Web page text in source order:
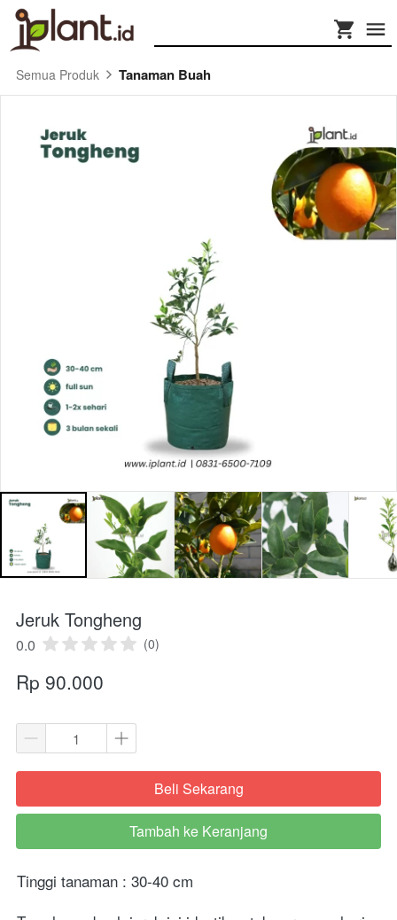
Semua Produk Tanaman Buah
Jeruk Tongheng
0.0 (0)
Rp 90.000
`Beli Sekarang
`
Tambah ke Keranjang
Tinggi tanaman : 30-40 cm